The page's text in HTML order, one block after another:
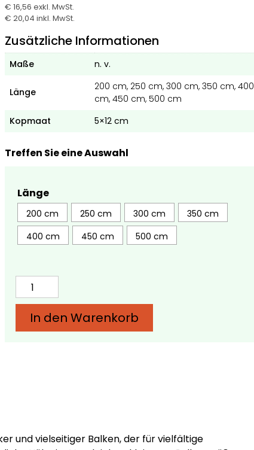
€ 16,56 exkl. MwSt.
€ 20,04 inkl. MwSt.
Zusätzliche Informationen
Maße n. v.
Länge
200 cm, 250 cm, 300 cm, 350 cm, 400
cm, 450 cm, 500 cm
Kopmaat
5×12 cm
Treffen Sie eine Auswahl
Länge
200 cm 250 cm 300 cm
350 cm
400 cm
450 cm 500 cm
Eichenbalken
5x12
In den Warenkorb
und vielseitiger Balken, der für vielfältige